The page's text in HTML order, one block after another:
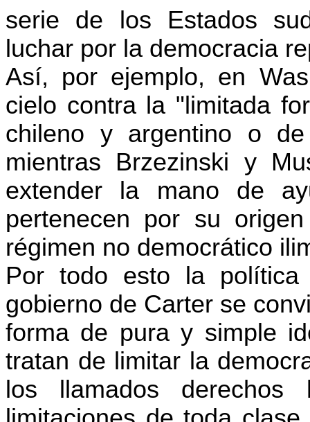
serie de los Estados
luchar por la democracia
Así, por ejemplo, en
cielo contra la "limitada
chileno y argentino o de
mientras Brzezinski y
extender la mano de
pertenecen por su
régimen no democrático
Por todo esto la
gobierno de Carter se
forma de pura y simple
tratan de limitar la
los llamados derechos